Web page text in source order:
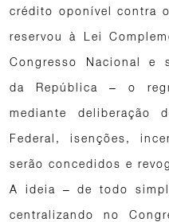
crédito oponível contra
reservou à Lei
Congresso Nacional e
da República – o
mediante deliberação
Federal, isenções,
serão concedidos e
A ideia – de todo
centralizando no